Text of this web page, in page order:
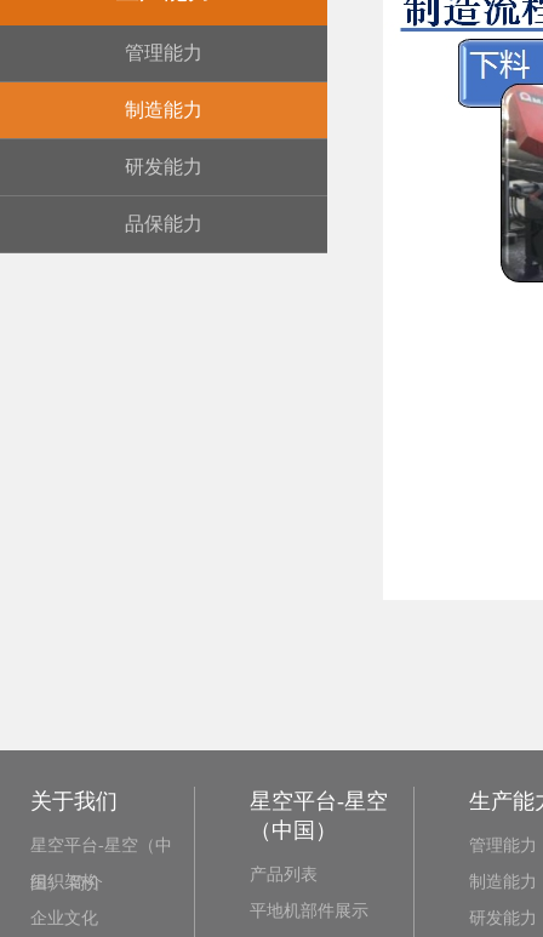
管理能力
制造能力
研发能力
品保能力
关于我们
星空平台-星空（中
国） 简介
组织架构
企业文化
星空平台-星空
（中国）
产品列表
平地机部件展示
生产能
管理能力
制造能力
研发能力